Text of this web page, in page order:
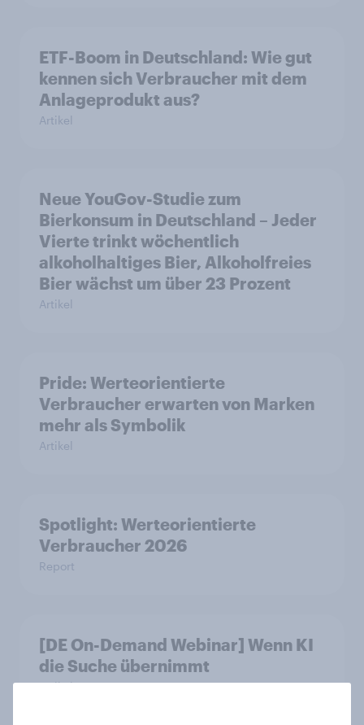
ETF-Boom in Deutschland: Wie gut
kennen sich Verbraucher mit dem
Anlageprodukt aus?
Artikel
Neue YouGov-Studie zum
Bierkonsum in Deutschland – Jeder
Vierte trinkt wöchentlich
alkoholhaltiges Bier, Alkoholfreies
Bier wächst um über 23 Prozent
Artikel
Pride: Werteorientierte
Verbraucher erwarten von Marken
mehr als Symbolik
Artikel
Spotlight: Werteorientierte
Verbraucher 2026
Report
[DE On-Demand Webinar] Wenn KI
die Suche übernimmt
Artikel